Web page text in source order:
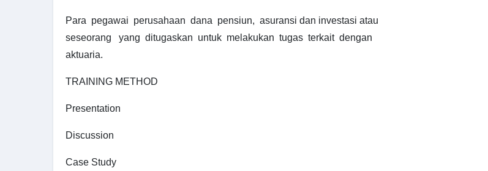
Para pegawai perusahaan dana pensiun, asuransi dan investasi atau
seseorang yang ditugaskan untuk melakukan tugas terkait dengan
aktuaria.
TRAINING METHOD
Presentation
Discussion
Case Study